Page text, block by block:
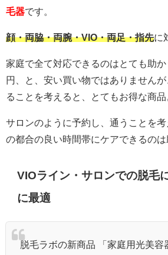
毛器です。
顔・両脇・両腕・VIO・両足・指先に
家庭で全て対応できるのはとても助
円、と、安い買い物ではありません
ることを考えると、とてもお得な商品
サロンのように予約し、通うことを
の都合の良い時間帯にケアできるのは
VIOライン・サロンでの脱毛
に最適
脱毛ラボの新商品 「家庭用光美容